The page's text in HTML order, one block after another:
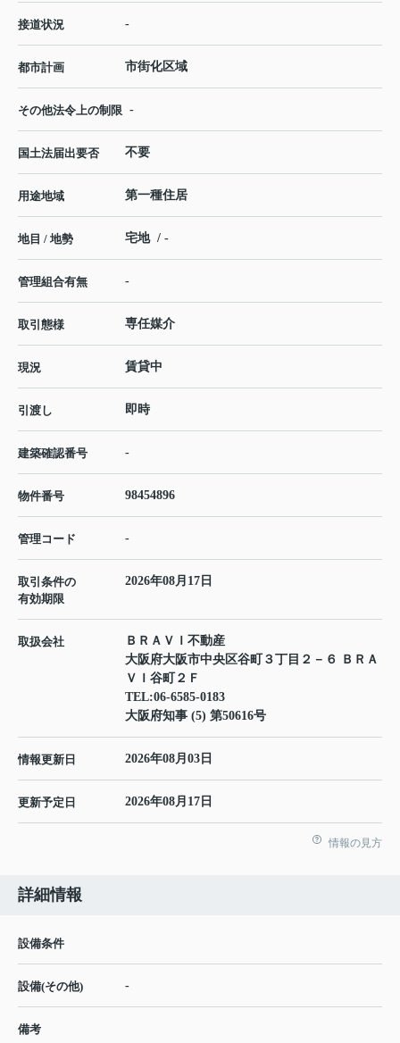
接道状況 -
都市計画 市街化区域
その他法令上の制限 -
国土法届出要否 不要
用途地域 第一種住居
地目 / 地勢 宅地 / -
管理組合有無 -
取引態様 専任媒介
現況 賃貸中
引渡し 即時
建築確認番号 -
物件番号 98454896
管理コード -
取引条件の
有効期限
2026年08月17日
取扱会社
ＢＲＡＶＩ不動産
大阪府大阪市中央区谷町３丁目２－６ ＢＲＡ
ＶＩ谷町２Ｆ
TEL:06-6585-0183
大阪府知事 (5) 第50616号
情報更新日 2026年08月03日
更新予定日 2026年08月17日
情報の見方
詳細情報
設備条件
設備(その他) -
備考